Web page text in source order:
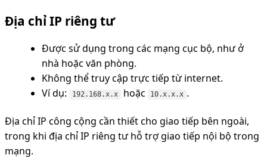
Địa chỉ IP riêng tư
Được sử dụng trong các mạng cục bộ, như ở
nhà hoặc văn phòng.
Không thể truy cập trực tiếp từ internet.
Ví dụ:
192.168.x.x hoặc 10.x.x.x .
Địa chỉ IP công cộng cần thiết cho giao tiếp bên ngoài,
trong khi địa chỉ IP riêng tư hỗ trợ giao tiếp nội bộ trong
mạng.